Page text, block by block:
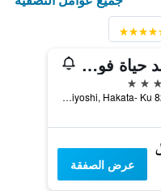
جراند حياة فوكوكا
1- 2- 82 Sumiyoshi, Hakata- Ku, فوكوكا, اليابان
عرض الصفقة